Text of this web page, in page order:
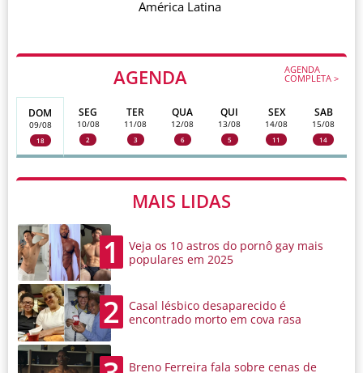
AGENDA AGENDA
COMPLETA >
DOM
09/08
18
SEG
10/08
2
TER
11/08
3
QUA
12/08
6
QUI
13/08
5
SEX
14/08
11
SAB
15/08
14
MAIS LIDAS
1
Veja os 10 astros do pornô gay mais
populares em 2025
2
Casal lésbico desaparecido é
encontrado morto em cova rasa
Breno Ferreira fala sobre cenas de
América Latina